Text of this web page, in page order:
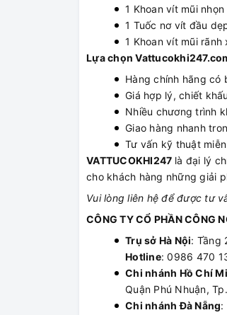
1 Khoan vít mũi nhọn
1 Tuốc nơ vít đầu
1 Khoan vít mũi rãnh
Lựa chọn
Hàng chính hãng có
Giá hợp lý, chiết
Nhiều chương trình
Giao hàng nhanh
Tư vấn kỹ thuật
VATTUCOKHI247 là đại lý
cho khách hàng những giải
Vui lòng liên hệ để được tư
CÔNG TY CỔ PHẦN CÔNG
Trụ sở Hà Nội: Tầng
Hotline: 0986 470
Chi nhánh Hồ Chí
Quận Phú Nhuận,
Chi nhánh Đà Nẵng: